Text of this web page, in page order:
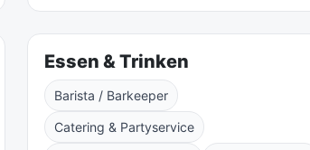
Essen & Trinken
Barista / Barkeeper
Catering & Partyservice